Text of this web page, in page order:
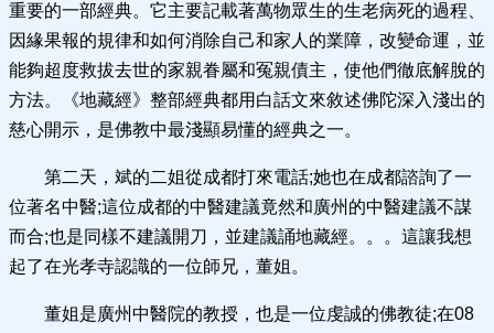
重要的一部經典。它主要記載著萬物眾生的生老病死的過程、
因緣果報的規律和如何消除自己和家人的業障，改變命運，並
能夠超度救拔去世的家親眷屬和冤親債主，使他們徹底解脫的
方法。《地藏經》整部經典都用白話文來敘述佛陀深入淺出的
慈心開示，是佛教中最淺顯易懂的經典之一。
第二天，斌的二姐從成都打來電話;她也在成都諮詢了一
位著名中醫;這位成都的中醫建議竟然和廣州的中醫建議不謀
而合;也是同樣不建議開刀，並建議誦地藏經。。。這讓我想
起了在光孝寺認識的一位師兄，董姐。
董姐是廣州中醫院的教授，也是一位虔誠的佛教徒;在08